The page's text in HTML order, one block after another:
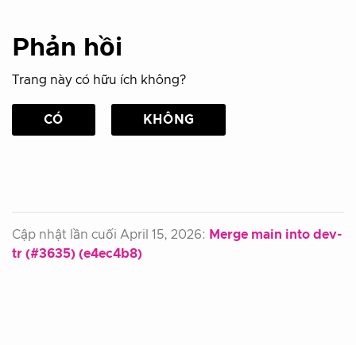
Phản hồi
Trang này có hữu ích không?
CÓ KHÔNG
Cập nhật lần cuối April 15, 2026: Merge main into dev-
tr (#3635) (e4ec4b8)